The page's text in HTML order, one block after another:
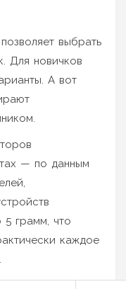
выбрать
Для новичков
А вот
— по данным
5 грамм, что
каждое